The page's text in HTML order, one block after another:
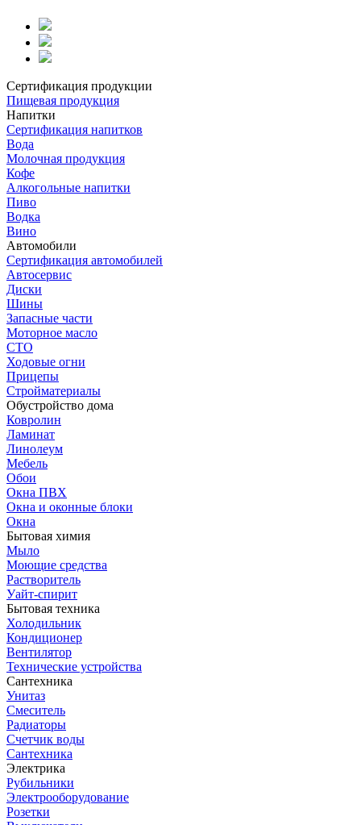
Сертификация продукции
Пищевая продукция
Напитки
Сертификация напитков
Вода
Молочная продукция
Кофе
Алкогольные напитки
Пиво
Водка
Вино
Автомобили
Сертификация автомобилей
Автосервис
Диски
Шины
Запасные части
Моторное масло
СТО
Ходовые огни
Прицепы
Стройматериалы
Обустройство дома
Ковролин
Ламинат
Линолеум
Мебель
Обои
Окна ПВХ
Окна и оконные блоки
Окна
Бытовая химия
Мыло
Моющие средства
Растворитель
Уайт-спирит
Бытовая техника
Холодильник
Кондиционер
Вентилятор
Технические устройства
Сантехника
Унитаз
Смеситель
Радиаторы
Счетчик воды
Сантехника
Электрика
Рубильники
Электрооборудование
Розетки